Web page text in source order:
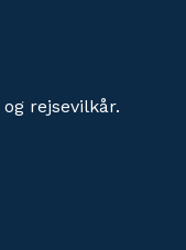
rejsevilkår.